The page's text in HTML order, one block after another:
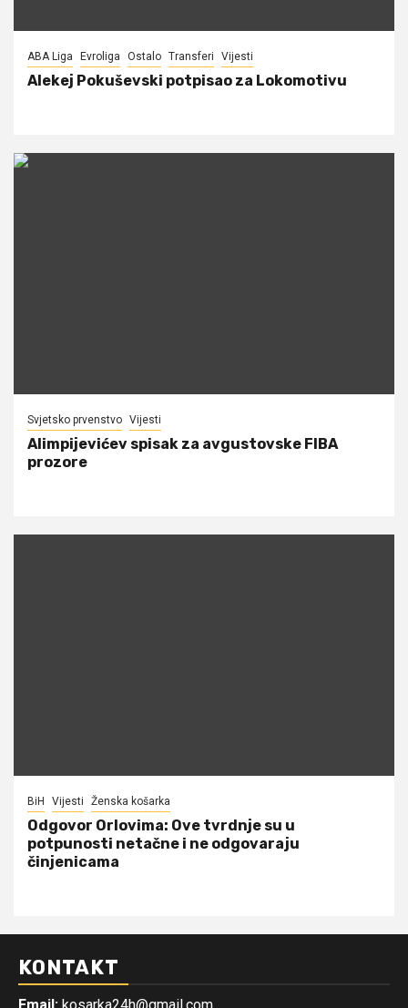
ABA Liga Evroliga Ostalo Transferi Vijesti
Alekej Pokuševski potpisao za Lokomotivu
Svjetsko prvenstvo Vijesti
Alimpijevićev spisak za avgustovske FIBA
prozore
BiH Vijesti Ženska košarka
Odgovor Orlovima: ​Ove tvrdnje su u
potpunosti netačne i ne odgovaraju
činjenicama
KONTAKT
Email: kosarka24h@gmail.com